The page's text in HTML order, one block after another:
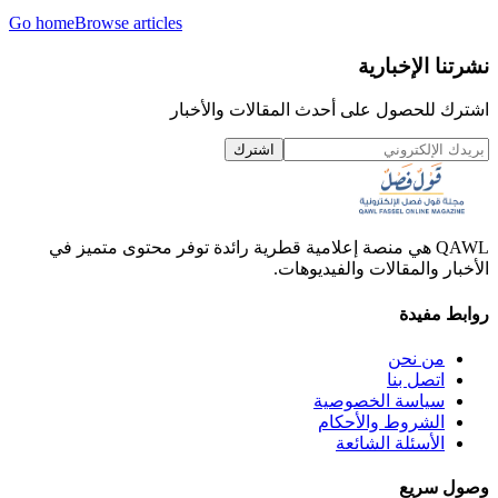
Go homeBrowse articles
نشرتنا الإخبارية
اشترك للحصول على أحدث المقالات والأخبار
اشترك
QAWL هي منصة إعلامية قطرية رائدة توفر محتوى متميز في
الأخبار والمقالات والفيديوهات.
روابط مفيدة
من نحن
اتصل بنا
سياسة الخصوصية
الشروط والأحكام
الأسئلة الشائعة
وصول سريع